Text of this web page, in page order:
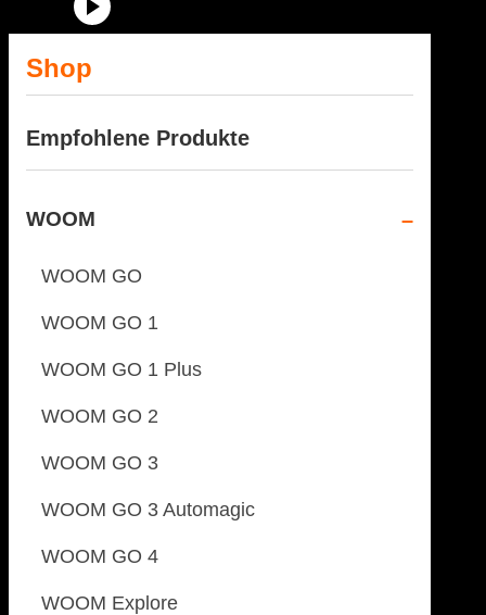
Shop
Empfohlene Produkte
WOOM
WOOM GO
WOOM GO 1
WOOM GO 1 Plus
WOOM GO 2
WOOM GO 3
WOOM GO 3 Automagic
WOOM GO 4
WOOM Explore